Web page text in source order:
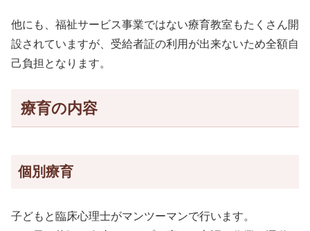
他にも、福祉サービス事業ではない療育教室もたくさん開
設されていますが、受給者証の利用が出来ないため全額自
己負担となります。
療育の内容
個別療育
子どもと臨床心理士がマンツーマンで行います。